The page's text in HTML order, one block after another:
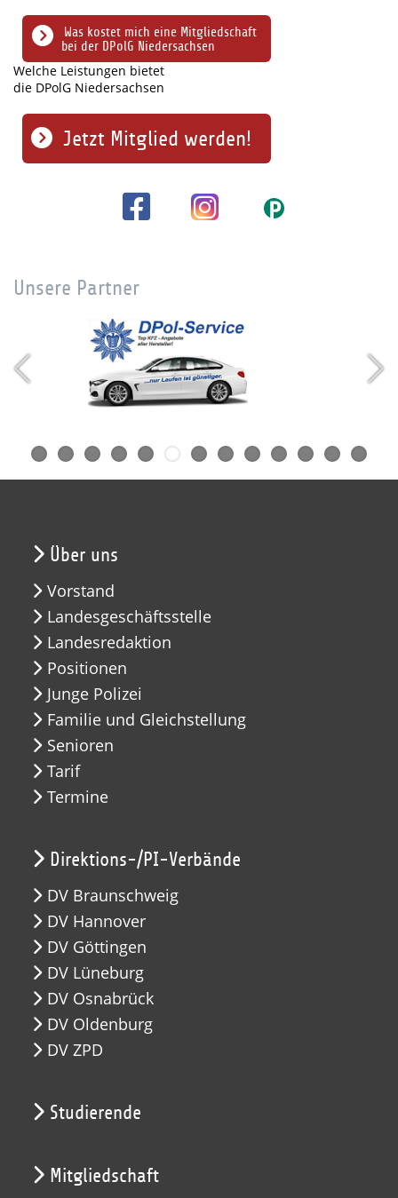
Was kostet mich eine Mitgliedschaft
bei der DPolG Niedersachsen
Welche Leistungen bietet
die DPolG Niedersachsen
Jetzt Mitglied werden!
Unsere Partner
Über uns
Vorstand
Landesgeschäftsstelle
Landesredaktion
Positionen
Junge Polizei
Familie und Gleichstellung
Senioren
Tarif
Termine
Direktions-/PI-Verbände
DV Braunschweig
DV Hannover
DV Göttingen
DV Lüneburg
DV Osnabrück
DV Oldenburg
DV ZPD
Studierende
Mitgliedschaft